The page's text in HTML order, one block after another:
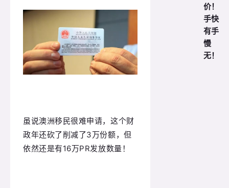
虽说澳洲移民很难申请，这个财
政年还砍了 削减了3万份额，但
依然还是有16万PR发放数量 ！
价！
手快
有手
慢
无！